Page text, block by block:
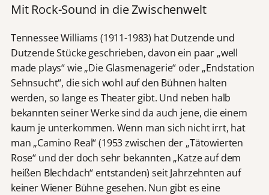
Mit Rock-Sound in die Zwischenwelt
Tennessee Williams (1911-1983) hat Dutzende und
Dutzende Stücke geschrieben, davon ein paar „well
made plays“ wie „Die Glasmenagerie“ oder „Endstation
Sehnsucht“, die sich wohl auf den Bühnen halten
werden, so lange es Theater gibt. Und neben halb
bekannten seiner Werke sind da auch jene, die einem
kaum je unterkommen. Wenn man sich nicht irrt, hat
man „Camino Real“ (1953 zwischen der „Tätowierten
Rose“ und der doch sehr bekannten „Katze auf dem
heißen Blechdach“ entstanden) seit Jahrzehnten auf
keiner Wiener Bühne gesehen. Nun gibt es eine